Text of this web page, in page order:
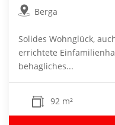
Berga
Solides Wohnglück,
errichtete
behagliches...
92 m²